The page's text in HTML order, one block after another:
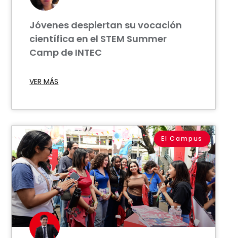
Jóvenes despiertan su vocación
científica en el STEM Summer
Camp de INTEC
VER MÁS
El Campus